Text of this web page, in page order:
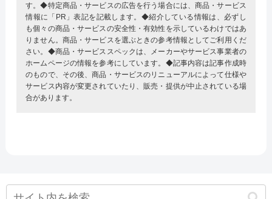
す。◆特定商品・サービスの広告を行う場合には、商品・サービス
情報に「PR」表記を記載します。◆紹介している情報は、必ずし
も個々の商品・サービスの安全性・有効性を示しているわけではあ
りません。商品・サービスを選ぶときの参考情報としてご利用くだ
さい。◆商品・サービススペックは、メーカーやサービス事業者の
ホームページの情報を参考にしています。◆記事内容は記事作成時
のもので、その後、商品・サービスのリニューアルによって仕様や
サービス内容が変更されていたり、販売・提供が中止されている場
合があります。